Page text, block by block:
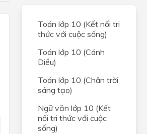
Toán lớp 10 (Kết nối tri
thức với cuộc sống)
Toán lớp 10 (Cánh
Diều)
Toán lớp 10 (Chân trời
sáng tạo)
Ngữ văn lớp 10 (Kết
nối tri thức với cuộc
sống)